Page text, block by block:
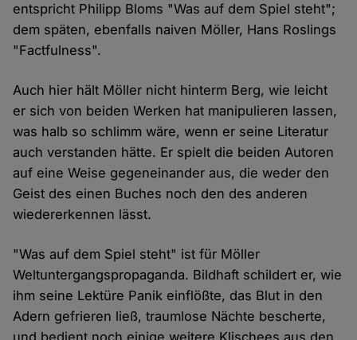
entspricht Philipp Bloms "Was auf dem Spiel steht";
dem späten, ebenfalls naiven Möller, Hans Roslings
"Factfulness".
Auch hier hält Möller nicht hinterm Berg, wie leicht
er sich von beiden Werken hat manipulieren lassen,
was halb so schlimm wäre, wenn er seine Literatur
auch verstanden hätte. Er spielt die beiden Autoren
auf eine Weise gegeneinander aus, die weder den
Geist des einen Buches noch den des anderen
wiedererkennen lässt.
"Was auf dem Spiel steht" ist für Möller
Weltuntergangspropaganda. Bildhaft schildert er, wie
ihm seine Lektüre Panik einflößte, das Blut in den
Adern gefrieren ließ, traumlose Nächte bescherte,